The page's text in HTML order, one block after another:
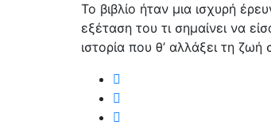
Το βιβλίο ήταν μια ισχυρή
εξέταση του τι σημαίνει να
ιστορία που θ’ αλλάξει τη